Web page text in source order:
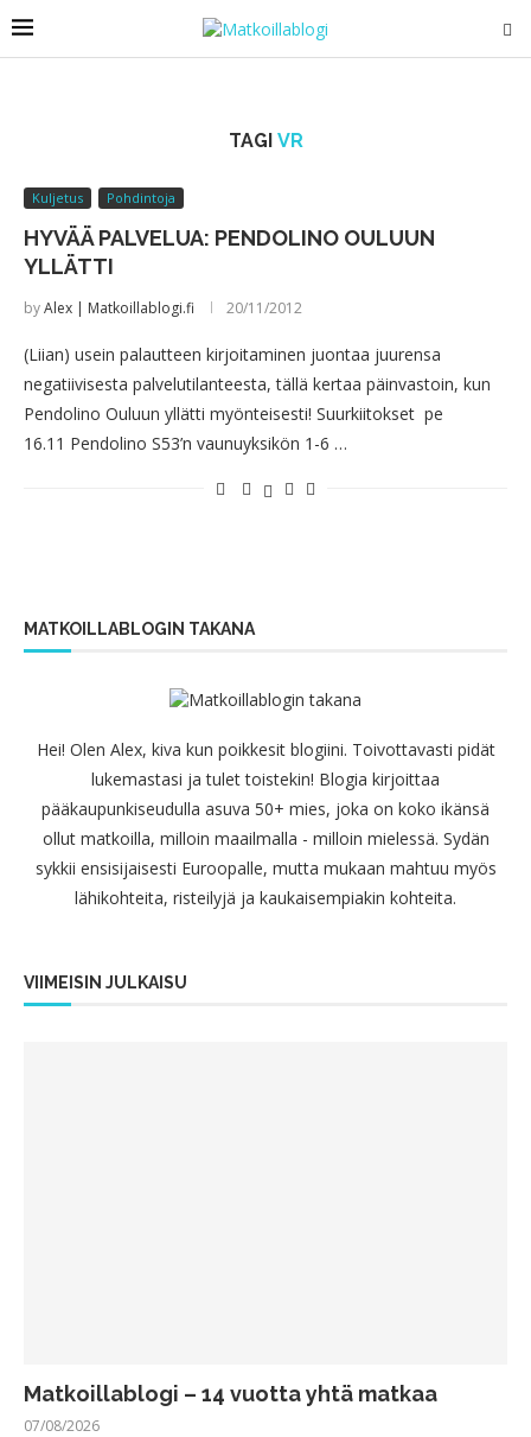
TAGI VR
Kuljetus Pohdintoja
HYVÄÄ PALVELUA: PENDOLINO OULUUN
YLLÄTTI
byAlex | Matkoillablogi.fi 20/11/2012
(Liian) usein palautteen kirjoitaminen juontaa juurensa
negatiivisesta palvelutilanteesta, tällä kertaa päinvastoin, kun
Pendolino Ouluun yllätti myönteisesti! Suurkiitokset pe
16.11 Pendolino S53’n vaunuyksikön 1-6 …
MATKOILLABLOGIN TAKANA
Hei! Olen Alex, kiva kun poikkesit blogiini. Toivottavasti pidät
lukemastasi ja tulet toistekin! Blogia kirjoittaa
pääkaupunkiseudulla asuva 50+ mies, joka on koko ikänsä
ollut matkoilla, milloin maailmalla - milloin mielessä. Sydän
sykkii ensisijaisesti Euroopalle, mutta mukaan mahtuu myös
lähikohteita, risteilyjä ja kaukaisempiakin kohteita.
VIIMEISIN JULKAISU
Matkoillablogi – 14 vuotta yhtä matkaa
07/08/2026